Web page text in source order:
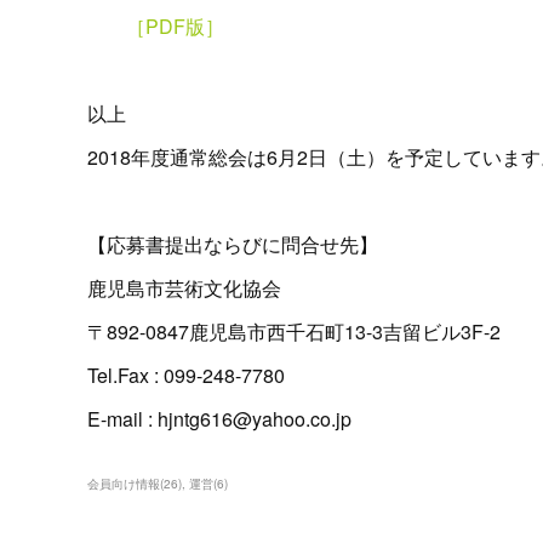
［PDF版］
以上
2018年度通常総会は6月2日（土）を予定していま
【応募書提出ならびに問合せ先】
鹿児島市芸術文化協会
〒892-0847鹿児島市西千石町13-3吉留ビル3F-2
Tel.Fax : 099-248-7780
E-mail : hjntg616@yahoo.co.jp
会員向け情報(26) 運営(6)